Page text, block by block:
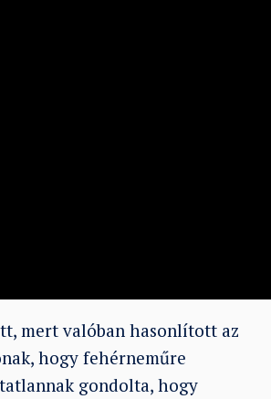
mert valóban hasonlított az
hogy fehérneműre
gondolta, hogy